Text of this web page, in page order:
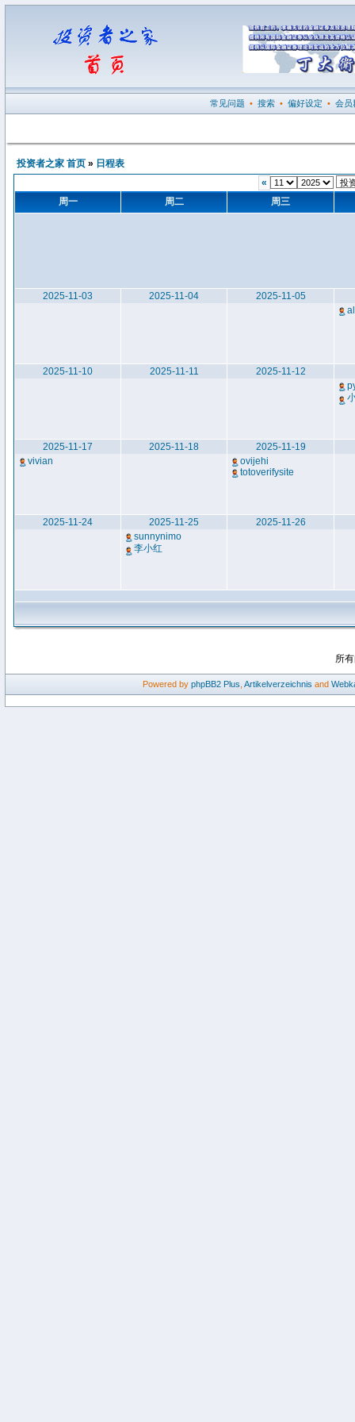
常见问题 • 搜索 • 偏好设定 • 会员
投资者之家 首页 » 日程表
«
周一
周二 周三
2025-11-03 2025-11-04
2025-11-05
2025-11-10 2025-11-11
2025-11-12
2025-11-17
vivian
2025-11-18
2025-11-19
ovijehi
totoverifysite
2025-11-24
2025-11-25
sunnynimo
李小红
2025-11-26
所
Powered by phpBB2 Plus Artikelverzeichnis and